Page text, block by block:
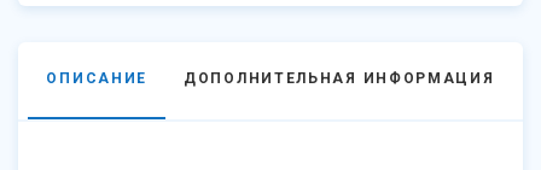
ОПИСАНИЕ ДОПОЛНИТЕЛЬНАЯ ИНФОРМАЦИЯ